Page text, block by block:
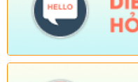
Số: Số: 1721/KH-UBND
Tên:(KẾ HOẠCH Tổ chức
2026, triển khai nhiệm vụ